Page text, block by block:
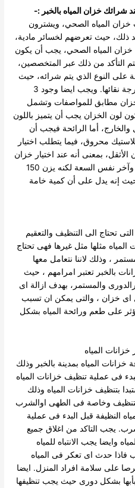
خزان المياه بالخبر :-
خزان المياه الصحي، ويشترون
ذلك، حيث تعرضهم لخسائر مادية،
المياه الصحي، يجب أن يكون
التأكد من ذلك عبر المتخصصين،
على النوع الذي يتم شرائه، حيث
نقائها.
ويجب ايضا وجود 3
مطابق للمواصفات وتشمل
لون الخزان يجب أن يتميز باللون
أما الرائحة فيجب أن
محروق، فيما يتطلب اختيار
بمعنى أنه عند اختيار خزان
3 متر مكعب وزنه 130 كيلو جرام، وآخر نفس السعة لكنه يزن 150
حيث إنه يدل على أن كمية خامة
تحتاج الى التنظيف والتعقيم
المياه مثلها مثل غيرها فهى تحتاج
، وذلك لاننا نتعامل معها
بالخبر تعتبر امرامهم ، حيث
والمستمر، بهدف ازالة اى
اى خزان ، والتى يمكن ان تسبب
على طعم ورائحة المياه بشكل
المياه
المياه بمدينة بالخبر وذلك
فى عملية تنظيف خزانات المياه
بتنظيف خزانات المياه وذلك
التنظيف وخاصة فى الطهى اوالشرب
النظيفة قبل البدء فى عملية
يجب التاكد من اغلاق جميع
وايضا يجب الانتباه للمياه
حدث اى تعكر فى المياه
على سلامة افراد المنزل. ايضا
بشكل دورى حيث يجب تنظيفها